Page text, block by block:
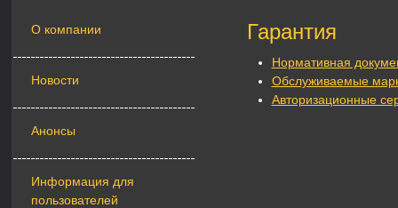
О компании
Новости
Анонсы
Информация для
пользователей
Гарантия
Нормативная
Обслуживаемые
Авторизационные